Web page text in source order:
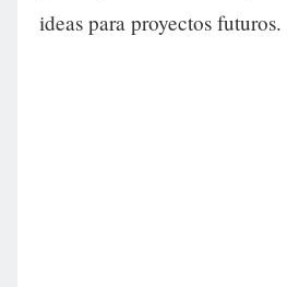
ideas para proyectos futuros.